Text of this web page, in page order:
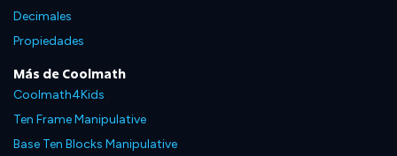
Decimales
Propiedades
Más de Coolmath
Coolmath4Kids
Ten Frame Manipulative
Base Ten Blocks Manipulative